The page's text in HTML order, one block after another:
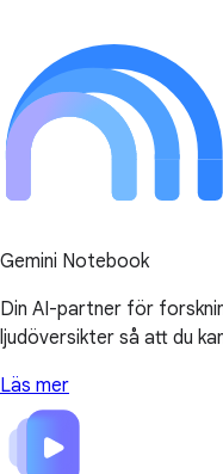
Gemini Notebook
Din AI-partner för
ljudöversikter så att du
Läs mer